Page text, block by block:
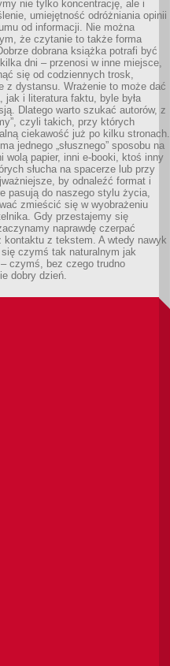
nie tylko koncentrację, ale i
umiejętność odróżniania opinii
od informacji. Nie można
że czytanie to także forma
dobrana książka potrafi być
dni – przenosi w inne miejsce,
się od codziennych trosk,
z dystansu. Wrażenie to może dać
jak i literatura faktu, byle była
Dlatego warto szukać autorów, z
czyli takich, przy których
ciekawość już po kilku stronach.
jednego „słusznego” sposobu na
wolą papier, inni e-booki, ktoś inny
słucha na spacerze lub przy
by odnaleźć format i
pasują do naszego stylu życia,
zmieścić się w wyobrażeniu
Gdy przestajemy się
naprawdę czerpać
kontaktu z tekstem. A wtedy nawyk
czymś tak naturalnym jak
czymś, bez czego trudno
dobry dzień.